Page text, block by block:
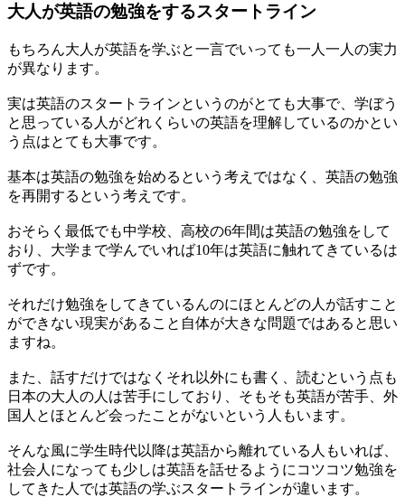
大人が英語の勉強をするスタートライン
もちろん大人が英語を学ぶと一言でいっても一人一人の実力
が異なります。
実は英語のスタートラインというのがとても大事で、学ぼう
と思っている人がどれくらいの英語を理解しているのかとい
う点はとても大事です。
基本は英語の勉強を始めるという考えではなく、英語の勉強
を再開するという考えです。
おそらく最低でも中学校、高校の6年間は英語の勉強をして
おり、大学まで学んでいれば10年は英語に触れてきているは
ずです。
それだけ勉強をしてきているんのにほとんどの人が話すこと
ができない現実があること自体が大きな問題ではあると思い
ますね。
また、話すだけではなくそれ以外にも書く、読むという点も
日本の大人の人は苦手にしており、そもそも英語が苦手、外
国人とほとんど会ったことがないという人もいます。
そんな風に学生時代以降は英語から離れている人もいれば、
社会人になっても少しは英語を話せるようにコツコツ勉強を
してきた人では英語の学ぶスタートラインが違います。